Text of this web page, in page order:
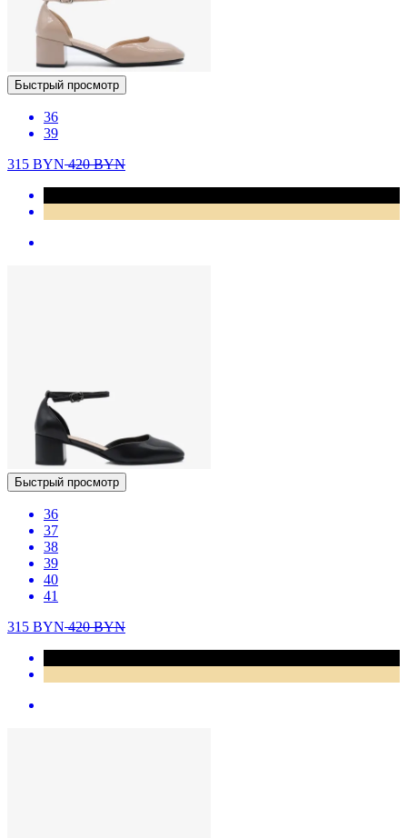
Быстрый просмотр
36
39
315 BYN420BYN
Быстрый просмотр
36
37
38
39
40
41
315 BYN420BYN